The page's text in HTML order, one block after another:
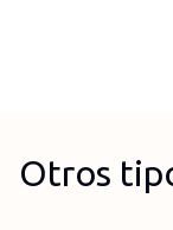
Otros